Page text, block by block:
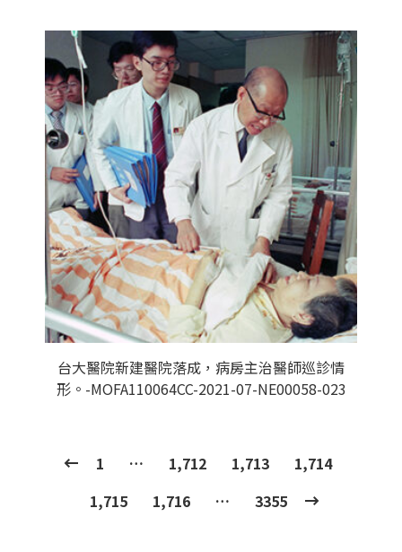
台大醫院新建醫院落成，病房主治醫師巡診情
形。-MOFA110064CC-2021-07-NE00058-023
1 … 1,712 1,713
1,714
1,715
1,716 … 3355